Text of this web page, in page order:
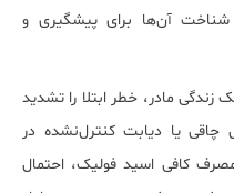
شناخت آن‌ها برای پیشگیری و
مادر، خطر ابتلا را تشدید
چاقی یا دیابت کنترل‌نشده در
کافی اسید فولیک، احتمال